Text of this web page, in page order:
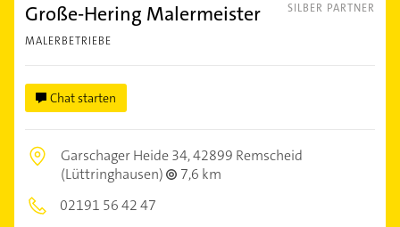
SILBER PARTNER
Große-Hering Malermeister
MALERBETRIEBE
Chat starten
Garschager Heide 34,42899 Remscheid
(Lüttringhausen)
7,6 km
02191 56 42 47